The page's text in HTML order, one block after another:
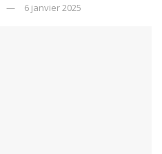
6 janvier 2025